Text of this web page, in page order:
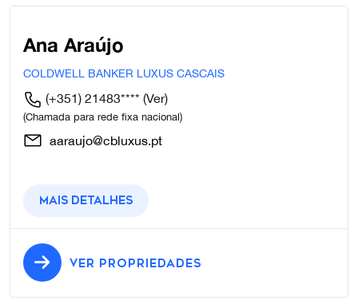
Ana Araújo
COLDWELL BANKER LUXUS CASCAIS
(+351) 21483**** (Ver)
(Chamada para rede fixa nacional)
aaraujo@cbluxus.pt
Mais detalhes
VER PROPRIEDADES